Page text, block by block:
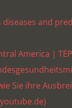
and
America |
Sie ihre